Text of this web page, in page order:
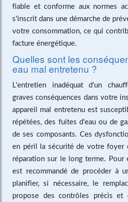
fiable et conforme aux normes
s'inscrit dans une démarche de
votre consommation, ce qui
facture énergétique.
Quelles sont les
eau mal entretenu ?
L'entretien inadéquat d'un
graves conséquences dans votre
appareil mal entretenu est
répétées, des fuites d'eau ou de
de ses composants. Ces
en péril la sécurité de votre foyer
réparation sur le long terme. Pour
est recommandé de procéder à
planifier, si nécessaire, le
propose des contrôles précis et